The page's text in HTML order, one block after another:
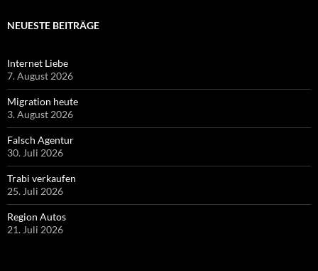
NEUESTE BEITRÄGE
Internet Liebe
7. August 2026
Migration heute
3. August 2026
Falsch Agentur
30. Juli 2026
Trabi verkaufen
25. Juli 2026
Region Autos
21. Juli 2026